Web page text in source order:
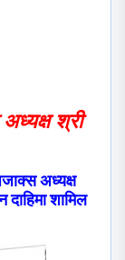
श्री
अध्यक्ष
शामिल